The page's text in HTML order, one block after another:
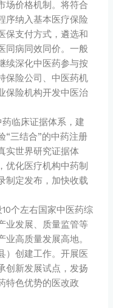
场价格机制。将符合
序纳入基本医疗保险
保支付方式，遴选和
同病同效同价。一般
续深化中医药参与按
保险公司、中医药机
保险机构开发中医治
药临床证据体系，建
“三结合”的中药注册
实世界研究证据体
优化医疗机构中药制
制定发布，加快收载
10个左右国家中医药综
业发展、质量监管等
高质量发展高地。
）创建工作。开展医
创新发展试点，发扬
特色优势的医改政